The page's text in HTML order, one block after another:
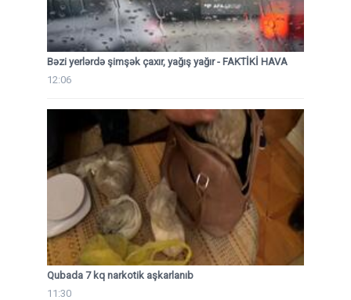
Bəzi yerlərdə şimşək çaxır, yağış yağır - FAKTİKİ HAVA
12:06
Qubada 7 kq narkotik aşkarlanıb
11:30